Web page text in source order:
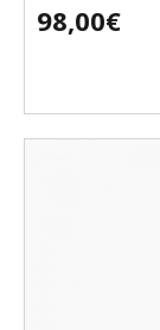
98,00€